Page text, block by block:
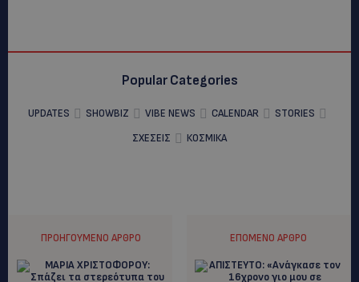
Popular Categories
UPDATES SHOWBIZ VIBE NEWS CALENDAR
STORIES
ΣΧΕΣΕΙΣ
ΚΟΣΜΙΚΑ
ΠΡΟΗΓΟΎΜΕΝΟ ΆΡΘΡΟ ΕΠΌΜΕΝΟ ΆΡΘΡΟ